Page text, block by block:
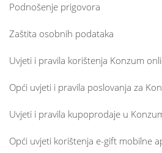
Podnošenje prigovora
Zaštita osobnih podataka
Uvjeti i pravila korištenja Konzum
Opći uvjeti i pravila poslovanja za
Uvjeti i pravila kupoprodaje u
Opći uvjeti korištenja e-gift mobilne